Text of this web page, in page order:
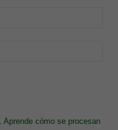
Aprende cómo se procesan